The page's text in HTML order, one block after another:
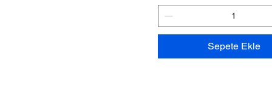
Sepete Ekle